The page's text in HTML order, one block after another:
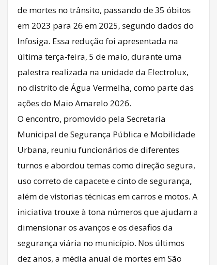
de mortes no trânsito, passando de 35 óbitos
em 2023 para 26 em 2025, segundo dados do
Infosiga. Essa redução foi apresentada na
última terça-feira, 5 de maio, durante uma
palestra realizada na unidade da Electrolux,
no distrito de Água Vermelha, como parte das
ações do Maio Amarelo 2026.
O encontro, promovido pela Secretaria
Municipal de Segurança Pública e Mobilidade
Urbana, reuniu funcionários de diferentes
turnos e abordou temas como direção segura,
uso correto de capacete e cinto de segurança,
além de vistorias técnicas em carros e motos. A
iniciativa trouxe à tona números que ajudam a
dimensionar os avanços e os desafios da
segurança viária no município. Nos últimos
dez anos, a média anual de mortes em São